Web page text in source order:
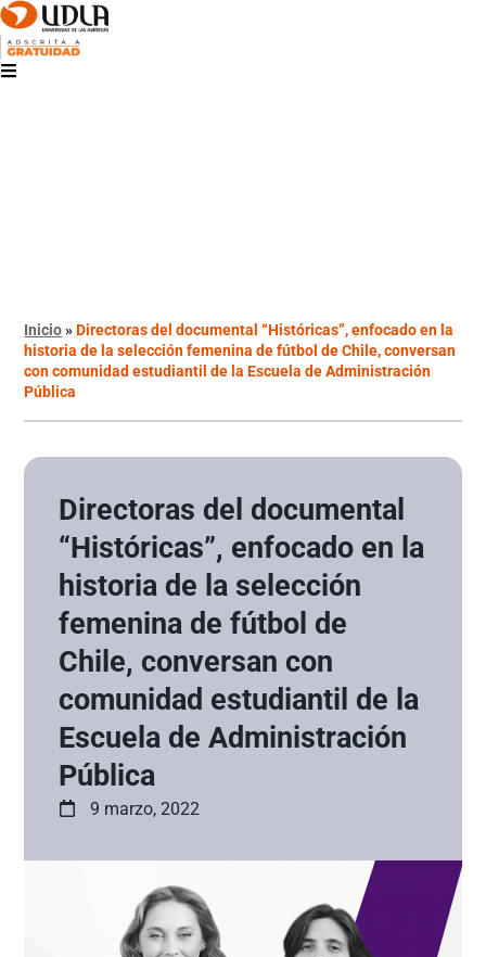
Inicio»Directoras del documental “Históricas”, enfocado en la
historia de la selección femenina de fútbol de Chile, conversan
con comunidad estudiantil de la Escuela de Administración
Pública
Directoras del documental
“Históricas”, enfocado en la
historia de la selección
femenina de fútbol de
Chile, conversan con
comunidad estudiantil de la
Escuela de Administración
Pública
9 marzo, 2022